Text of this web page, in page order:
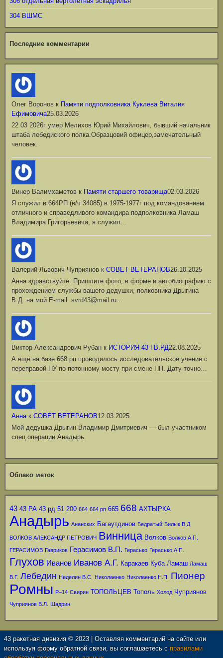
304 ВШМС
Последние комментарии
Олег Воронов к Памяти подполковника Куклева Виталия
Ефимовича25.03.2026
22 03 2026г умер Мелихов Юрий Михайлович, бывший начальник
штаба лебедиского полка.Образцовий офицер,замечательный
человек.
Винер Валимхаметов к Памяти старшего товарища02.03.2026
Я служил в 664РП (в/ч 34085) в 1975-1977г под командованием
отличного и справедливого командира подполковника Ламаш
Владимира Григорьевича, я служил…
Валерий Львович Чуприянов к СОВЕТ ВЕТЕРАНОВ26.10.2025
Анна здравствуйте. Пришлите фото, в форме и автобиографию с
прохождением службы вашего дедушки, полковника Дрыгина
В.Д. на мой Е-mail: svrd43@mail.ru…
Виктор Александрович Рубан к ИСТОРИЯ 43 ГВ.РД22.08.2025
А ещё на базе 668 рп проводилось исследовательское учение с
переправой ПУ по потонному мосту при смене ПП. Дату точно…
Аннак СОВЕТ ВЕТЕРАНОВ12.03.2025
Мой дедушка Дрыгин Владимир Дмитриевич — был участником
спец.операции Анадырь.
Облако меток
43 43 РА 43 рд 51 200 664 664 рп 665 668 АХТЫРКА
Анадырь Ананских Багаутдинов Бедратый Билык В.Д.
ВОЛКОВ АЛЕКСАНДР ПЕТРОВИЧ Винница Волков Волков А.П.
ГЕРАСИМОВ Гавриков Герасимов В.П. Герасько Герасько А.П.
Глухов Иванов Иванов А.Г. Каракаев Куба Ламаш Ламаш
В.Г. Лебедин Неделин В.С. Николаенко Николаенко Н.П. Пионер
Ромны Р–14 Свирин ТОПОЛЬЦЕВ Тополь Холод Чуприянов
Чуприянов В.Л. Шадрин
43 ракетная дивизия © 2023 | Оставляя комментарий на сайте или
используя форму обратной связи, вы соглашаетесь с правилами